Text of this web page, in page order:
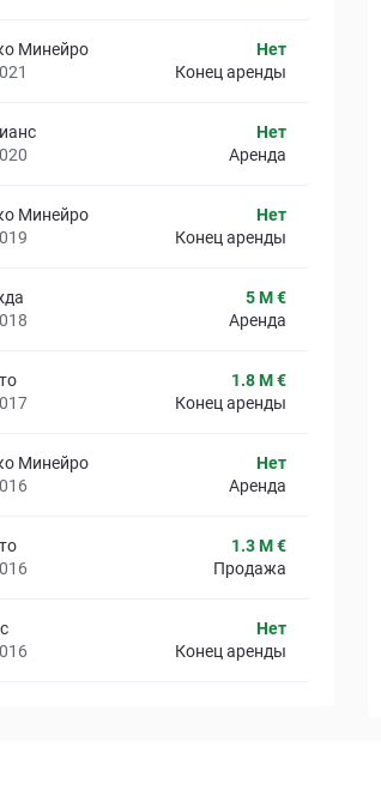
Минейро
Нет
Конец аренды
Нет
Аренда
Минейро
Нет
Конец аренды
5 M €
Аренда
1.8 M €
Конец аренды
Минейро
Нет
Аренда
1.3 M €
Продажа
Нет
Конец аренды